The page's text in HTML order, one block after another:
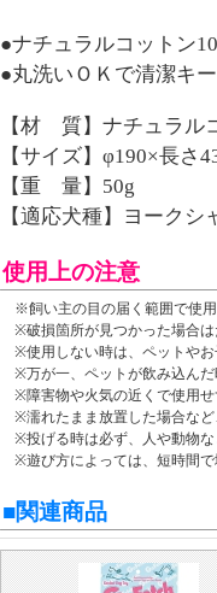
●ナチュラルコットン
●丸洗いＯＫで清潔キ
【材 質】ナチュラル
【サイズ】φ190×長さ
【重 量】50g
【適応犬種】ヨーク
使用上の注意
※飼い主の目の届く範囲で使用
※破損箇所が見つかった場合は
※使用しない時は、ペットやお
※万が一、ペットが飲み込んだ
※障害物や火気の近くで使用せ
※濡れたまま放置した場合など
※投げる時は必ず、人や動物な
※遊び方によっては、短時間で
■関連商品